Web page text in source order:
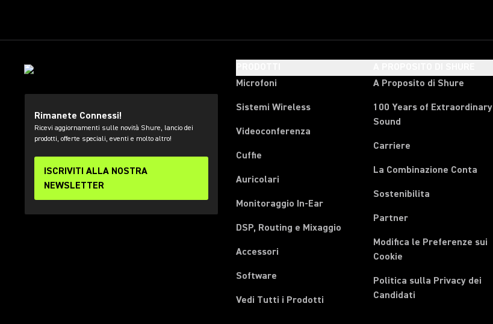
Rimanete Connessi!
Ricevi aggiornamenti sulle novità Shure, lancio dei
prodotti, offerte speciali, eventi e molto altro!
ISCRIVITI ALLA NOSTRA
NEWSLETTER
Microfoni
Sistemi Wireless
Videoconferenza
Cuffie
Auricolari
Monitoraggio In-Ear
DSP, Routing e Mixaggio
Accessori
Software
Vedi Tutti i Prodotti
A Proposito di Shure
100 Years of Extraordinary
Sound
Carriere
La Combinazione Conta
Sostenibilita
Partner
Modifica le Preferenze sui
Cookie
Politica sulla Privacy dei
Candidati